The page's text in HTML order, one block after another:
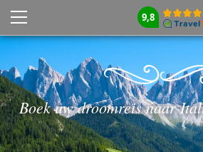
9,8
Boek uw droomreis naar